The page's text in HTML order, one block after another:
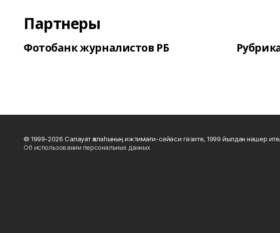
Партнеры
Фотобанк журналистов РБ
© 1999-2026 Салауат ҡалаһының ижтимағи-сәйәси гәзите, 1999 йылдан нәшер
Об использовании персональных данных